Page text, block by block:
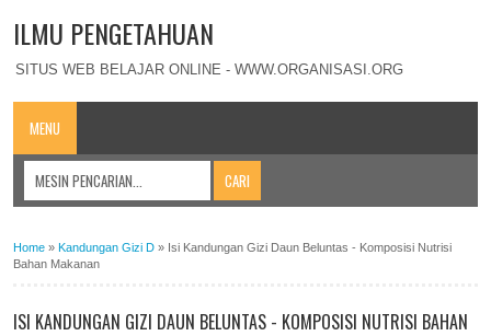
ILMU PENGETAHUAN
SITUS WEB BELAJAR ONLINE - WWW.ORGANISASI.ORG
MENU
Home » Kandungan Gizi D » Isi Kandungan Gizi Daun Beluntas - Komposisi Nutrisi
Bahan Makanan
ISI KANDUNGAN GIZI DAUN BELUNTAS - KOMPOSISI NUTRISI BAHAN